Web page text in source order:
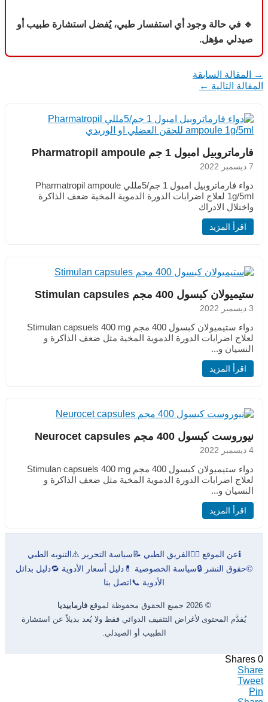
🔹 في حالة وجود أي استفسار طبي، يُفضل استشارة طبيب أو
صيدلي مؤهل.
→
المقالة السابقة
المقالة التالية ←
فارماتروبيل امبول 1 جم Pharmatropil ampoule
7 ديسمبر 2022
دواء فارماتروبيل امبول 1 جم/5مللي Pharmatropil ampoule
1g/5ml لعلاج اضرابات الدورة الدموية المخية ضعف الذاكرة
واختلال الادراك
اقرأ المزيد
ستيميولان كبسول 400 مجم Stimulan capsules
3 ديسمبر 2022
دواء ستيميولان كبسول 400 مجم Stimulan capsuels 400 mg
لعلاج اضرابات الدورة الدموية المخية مثل ضعف الذاكرة و
النسيان و...
اقرأ المزيد
نيوروست كبسول 400 مجم Neurocet capsules
4 ديسمبر 2022
دواء ستيميولان كبسول 400 مجم Stimulan capsuels 400 mg
لعلاج اضرابات الدورة الدموية المخية مثل ضعف الذاكرة و
النسيان و...
اقرأ المزيد
ℹ️عن الموقع 👨‍⚕️الفريق الطبي 📝سياسة التحرير ⚠️التنويه الطبي
©حقوق النشر 🔒سياسة الخصوصية 💊 دليل أسعار الأدوية 🔁دليل بدائل
الأدوية 📞اتصل بنا
© 2026 جميع الحقوق محفوظة لموقع
فارمابيديا
يُقدَّم المحتوى لأغراض التثقيف الدوائي فقط ولا يُعد بديلاً عن استشارة
الطبيب أو الصيدلي.
0
Shares
Share
Tweet
Pin